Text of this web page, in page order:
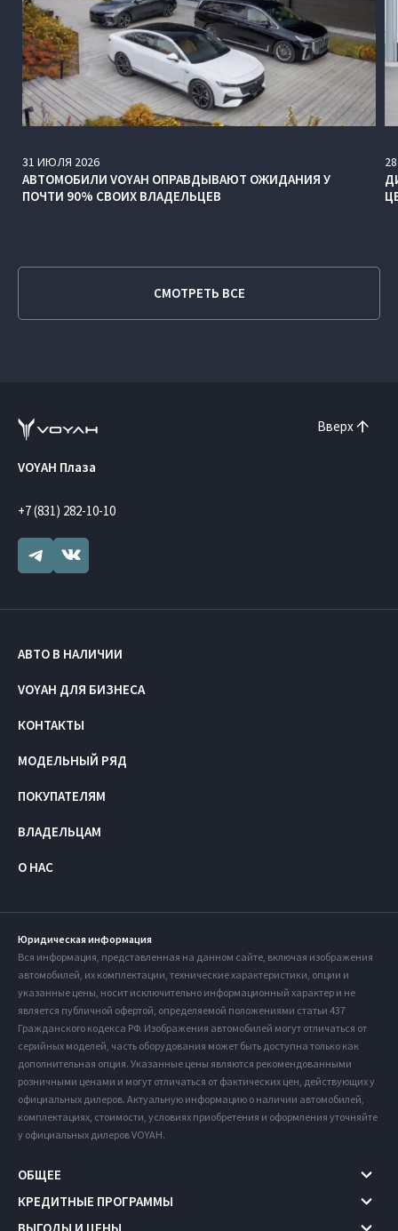
31 ИЮЛЯ 2026
АВТОМОБИЛИ VOYAH ОПРАВДЫВАЮТ ОЖИДАНИЯ У
ПОЧТИ 90% СВОИХ ВЛАДЕЛЬЦЕВ
28
СМОТРЕТЬ ВСЕ
Вверх
VOYAH Плаза
+7 (831) 282-10-10
АВТО В НАЛИЧИИ
VOYAH ДЛЯ БИЗНЕСА
КОНТАКТЫ
МОДЕЛЬНЫЙ РЯД
ПОКУПАТЕЛЯМ
ВЛАДЕЛЬЦАМ
О НАС
Юридическая информация
Вся информация, представленная на данном сайте, включая изображения
автомобилей, их комплектации, технические характеристики, опции и
указанные цены, носит исключительно информационный характер и не
является публичной офертой, определяемой положениями статьи 437
Гражданского кодекса РФ. Изображения автомобилей могут отличаться от
серийных моделей, часть оборудования может быть доступна только как
дополнительная опция. Указанные цены являются рекомендованными
розничными ценами и могут отличаться от фактических цен, действующих у
официальных дилеров. Актуальную информацию о наличии автомобилей,
комплектациях, стоимости, условиях приобретения и оформления уточняйте
у официальных дилеров VOYAH.
ОБЩЕЕ
КРЕДИТНЫЕ ПРОГРАММЫ